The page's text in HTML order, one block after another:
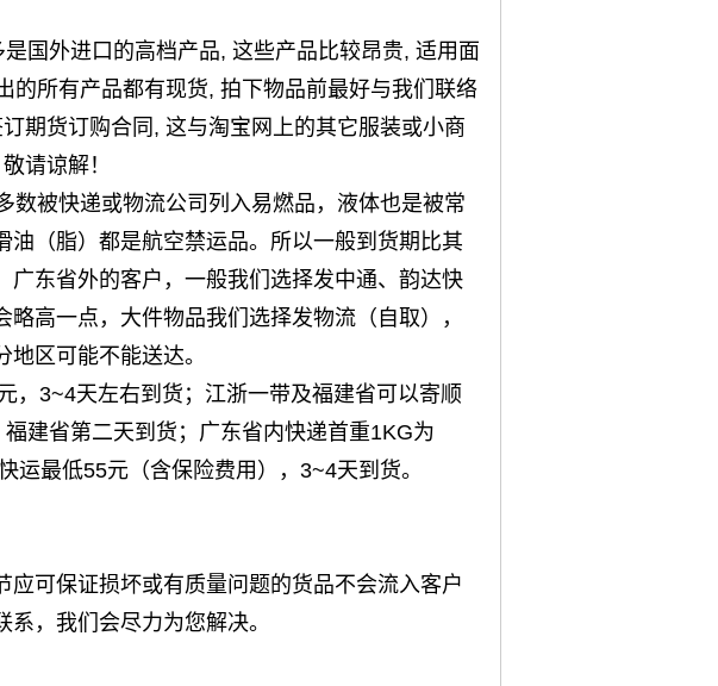
国外进口的高档产品, 这些产品比较昂贵, 适用面
的所有产品都有现货, 拍下物品前最好与我们联络
期货订购合同, 这与淘宝网上的其它服装或小商
请谅解！
数被快递或物流公司列入易燃品，液体也是被常
（脂）都是航空禁运品。所以一般到货期比其
东省外的客户，一般我们选择发中通、韵达快
高一点，大件物品我们选择发物流（自取），
区可能不能送达。
，3~4天左右到货；江浙一带及福建省可以寄顺
建省第二天到货；广东省内快递首重1KG为
最低55元（含保险费用），3~4天到货。
可保证损坏或有质量问题的货品不会流入客户
，我们会尽力为您解决。